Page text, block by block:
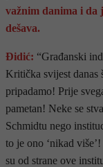
važnim danima i da
dešava.
Đidić: “Građanski
Kritička svijest
pripadamo! Prije
pametan! Neke se
Schmidtu nego
to je ono ‘nikad
su od strane ove